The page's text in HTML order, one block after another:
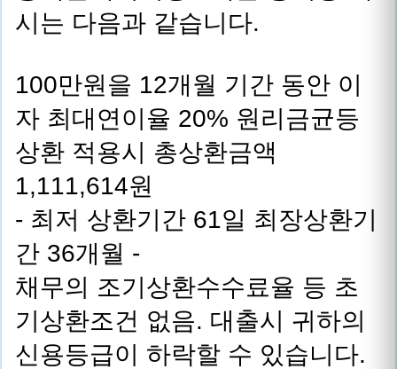
시는 다음과 같습니다.
100만원을 12개월 기간 동안 이
자 최대연이율 20% 원리금균등
상환 적용시 총상환금액
1,111,614원
- 최저 상환기간 61일 최장상환기
간 36개월 -
채무의 조기상환수수료율 등 초
기상환조건 없음. 대출시 귀하의
신용등급이 하락할 수 있습니다.